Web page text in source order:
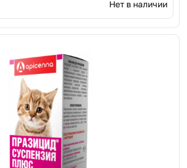
Нет в наличии